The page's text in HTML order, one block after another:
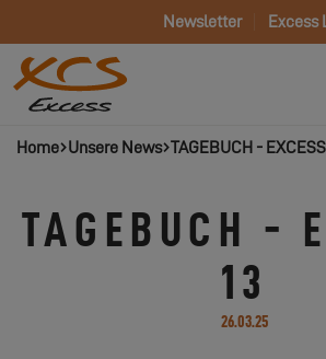
Newsletter Excess
Home Unsere News TAGEBUCH -
TAGEBUCH -
13
26.03.25